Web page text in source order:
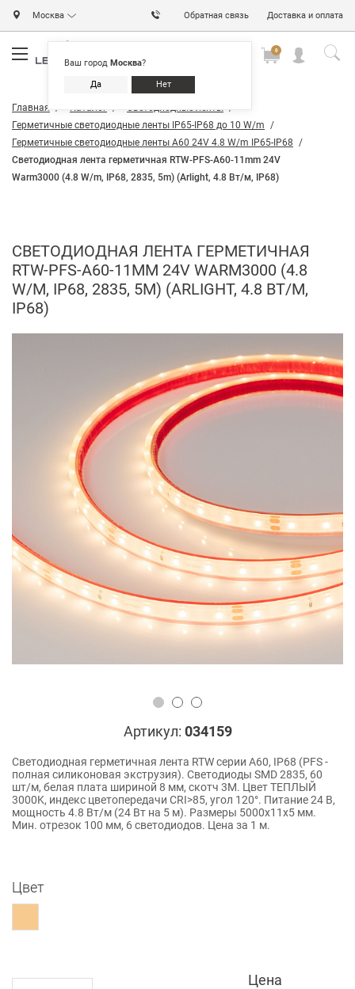
Москва
Ваш город Москва?
Да Нет
Обратная связь Доставка и оплата
0
Главная Каталог
Светодиодные ленты
Герметичные светодиодные ленты IP65-IP68 до 10 W/m
Герметичные светодиодные ленты А60 24V 4.8 W/m IP65-IP68
Светодиодная лента герметичная RTW-PFS-A60-11mm 24V
Warm3000 (4.8 W/m, IP68, 2835, 5m) (Arlight, 4.8 Вт/м, IP68)
СВЕТОДИОДНАЯ ЛЕНТА ГЕРМЕТИЧНАЯ
RTW-PFS-A60-11MM 24V WARM3000 (4.8
W/M, IP68, 2835, 5M) (ARLIGHT, 4.8 ВТ/М,
IP68)
Артикул: 034159
Светодиодная герметичная лента RTW серии A60, IP68 (PFS -
полная силиконовая экструзия). Светодиоды SMD 2835, 60
шт/м, белая плата шириной 8 мм, скотч 3M. Цвет ТЕПЛЫЙ
3000K, индекс цветопередачи CRI>85, угол 120°. Питание 24 В,
мощность 4.8 Вт/м (24 Вт на 5 м). Размеры 5000x11x5 мм.
Мин. отрезок 100 мм, 6 светодиодов. Цена за 1 м.
Цвет
Цена